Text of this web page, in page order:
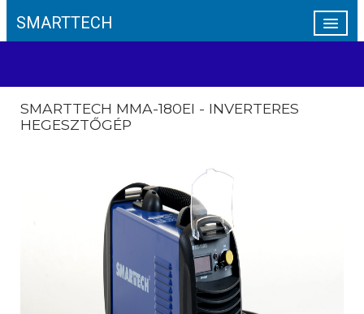
SMARTTECH
ÍVHEGESZTÉS
MIG/MAG
AKKUMULÁTOR TÖLTŐK
SMARTTECH MMA-180EI - INVERTERES
HEGESZTŐGÉP